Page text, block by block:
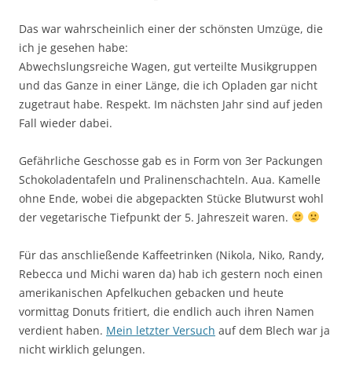
Das war wahrscheinlich einer der schönsten Umzüge, die
ich je gesehen habe:
Abwechslungsreiche Wagen, gut verteilte Musikgruppen
und das Ganze in einer Länge, die ich Opladen gar nicht
zugetraut habe. Respekt. Im nächsten Jahr sind auf jeden
Fall wieder dabei.
Gefährliche Geschosse gab es in Form von 3er Packungen
Schokoladentafeln und Pralinenschachteln. Aua. Kamelle
ohne Ende, wobei die abgepackten Stücke Blutwurst wohl
der vegetarische Tiefpunkt der 5. Jahreszeit waren.
Für das anschließende Kaffeetrinken (Nikola, Niko, Randy,
Rebecca und Michi waren da) hab ich gestern noch einen
amerikanischen Apfelkuchen gebacken und heute
vormittag Donuts fritiert, die endlich auch ihren Namen
verdient haben. Mein letzter Versuch auf dem Blech war ja
nicht wirklich gelungen.